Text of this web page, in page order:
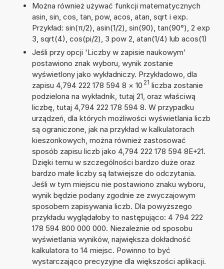
Można również używać funkcji matematycznych
asin, sin, cos, tan, pow, acos, atan, sqrt i exp.
Przykład: sin(π/2), asin(1/2), sin(90), tan(90°), 2 exp
3, sqrt(4), cos(pi/2), 3 pow 2, atan(1/4) lub acos(1)
Jeśli przy opcji 'Liczby w zapisie naukowym'
postawiono znak wyboru, wynik zostanie
wyświetlony jako wykładniczy. Przykładowo, dla
zapisu 4,794 222 178 594 8 × 10 21 liczba zostanie
podzielona na wykładnik, tutaj 21, oraz właściwą
liczbę, tutaj 4,794 222 178 594 8. W przypadku
urządzeń, dla których możliwości wyświetlania liczb
są ograniczone, jak na przykład w kalkulatorach
kieszonkowych, można również zastosować
sposób zapisu liczb jako 4,794 222 178 594 8E+21.
Dzięki temu w szczególności bardzo duże oraz
bardzo małe liczby są łatwiejsze do odczytania.
Jeśli w tym miejscu nie postawiono znaku wyboru,
wynik będzie podany zgodnie ze zwyczajowym
sposobem zapisywania liczb. Dla powyższego
przykładu wyglądałoby to następująco: 4 794 222
178 594 800 000 000. Niezależnie od sposobu
wyświetlania wyników, największa dokładność
kalkulatora to 14 miejsc. Powinno to być
wystarczająco precyzyjne dla większości aplikacji.